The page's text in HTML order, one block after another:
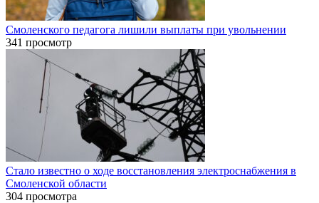
Смоленского педагога лишили выплаты при увольнении
341 просмотр
Стало известно о ходе восстановления электроснабжения в
Смоленской области
304 просмотра